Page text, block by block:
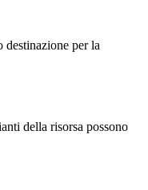
destinazione per la
della risorsa possono